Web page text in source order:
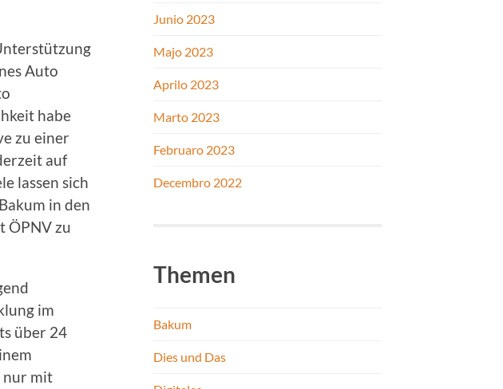
Auto
habe
zu einer
auf
lassen sich
in den
ÖPNV zu
im
über 24
nur mit
Junio 2023
Majo 2023
Aprilo 2023
Marto 2023
Februaro 2023
Decembro 2022
Themen
Bakum
Dies und Das